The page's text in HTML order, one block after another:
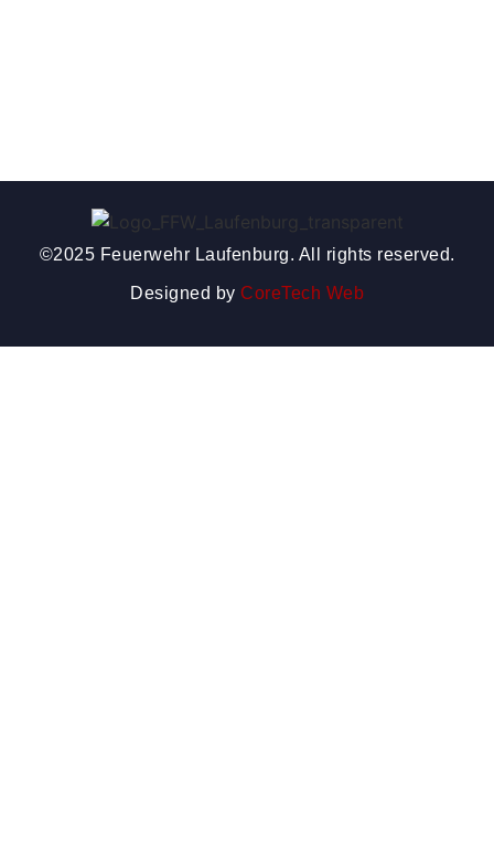
©2025 Feuerwehr Laufenburg. All rights reserved.
Designed by CoreTech Web